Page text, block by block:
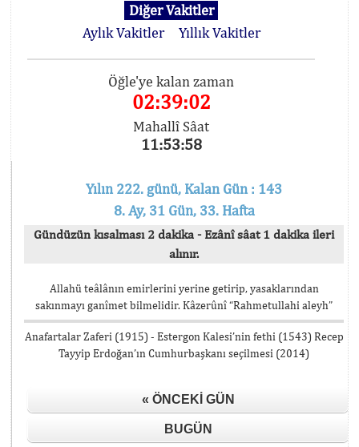
Diğer Vakitler
Aylık Vakitler
Yıllık Vakitler
Öğle'ye kalan zaman
02:39:02
Mahallî Sâat
11:53:58
Yılın 222. günü, Kalan Gün : 143
8. Ay, 31 Gün, 33. Hafta
Gündüzün kısalması 2 dakika - Ezânî sâat 1 dakika ileri
alınır.
Allahü teâlânın emirlerini yerine getirip, yasaklarından
sakınmayı ganîmet bilmelidir. Kâzerûnî “Rahmetullahi aleyh”
Anafartalar Zaferi (1915) - Estergon Kalesi’nin fethi (1543) Recep
Tayyip Erdoğan’ın Cumhurbaşkanı seçilmesi (2014)
« ÖNCEKI GÜN
BUGÜN